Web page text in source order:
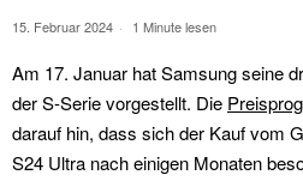
15. Februar 2024 1 Minute lesen
Am 17. Januar hat Samsung seine
der S-Serie vorgestellt. Die
darauf hin, dass sich der Kauf vom
S24 Ultra nach einigen Monaten